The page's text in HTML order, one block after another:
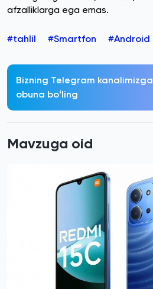
afzalliklarga ega emas.
#tahlil #Smartfon #Android
Bizning Telegram kanalimizga
obuna boʻling
Mavzuga oid